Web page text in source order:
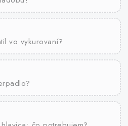
vo vykurovaní?